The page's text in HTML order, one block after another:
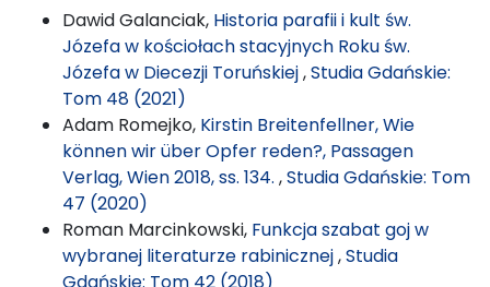
Dawid Galanciak, Historia parafii i kult św.
Józefa w kościołach stacyjnych Roku św.
Józefa w Diecezji Toruńskiej,Studia Gdańskie:
Tom 48 (2021)
Adam Romejko, Kirstin Breitenfellner, Wie
können wir über Opfer reden?, Passagen
Verlag, Wien 2018, ss. 134. ,Studia Gdańskie: Tom
47 (2020)
Roman Marcinkowski, Funkcja szabat goj w
wybranej literaturze rabinicznej,Studia